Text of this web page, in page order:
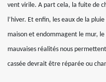
vent virile. A part cela, la fuite de
l’hiver. Et enfin, les eaux de la
maison et endommagent le mur,
mauvaises réalités nous
cassée devrait être réparée ou